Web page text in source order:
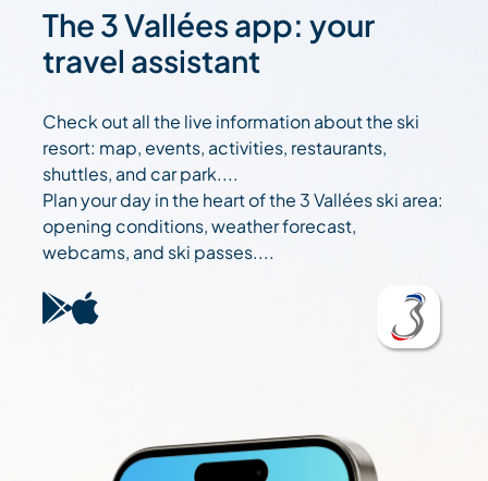
The 3 Vallées app: your
travel assistant
Check out all the live information about the ski
resort: map, events, activities, restaurants,
shuttles, and car park....
Plan your day in the heart of the 3 Vallées ski area:
opening conditions, weather forecast,
webcams, and ski passes....